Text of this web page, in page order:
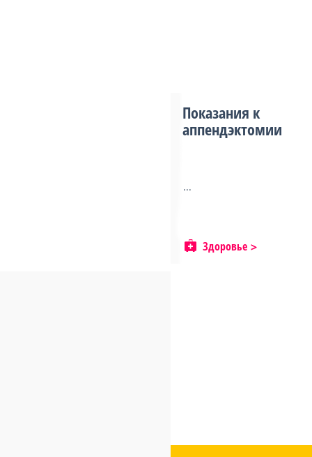
Показания к
аппендэктомии
...
Здоровье